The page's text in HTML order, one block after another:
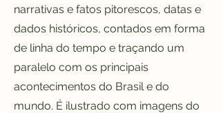
narrativas e fatos pitorescos, datas e
dados históricos, contados em forma
de linha do tempo e traçando um
paralelo com os principais
acontecimentos do Brasil e do
mundo. É ilustrado com imagens do